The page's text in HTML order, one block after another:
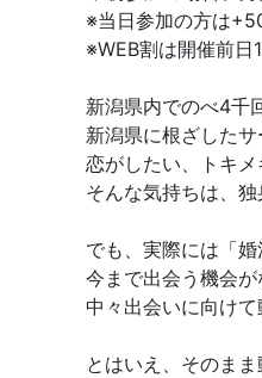
※当日参加の方は
※WEB割は開催前日
新潟県内でのべ4千
新潟県に根ざしたサ
恋がしたい、トキ
そんな気持ちは、
でも、実際には「
今まで出会う機会が
中々出会いに向けて
とはいえ、そのま